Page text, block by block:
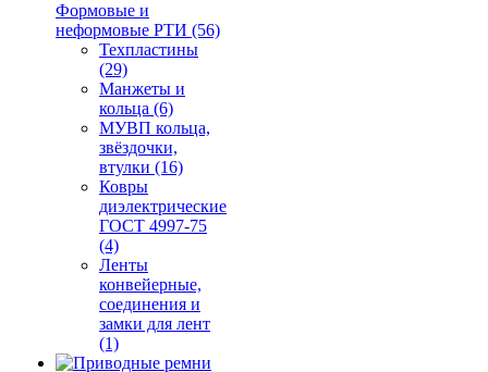
Формовые и
неформовые РТИ (56)
Техпластины
(29)
Манжеты и
кольца (6)
МУВП кольца,
звёздочки,
втулки (16)
Ковры
диэлектрические
ГОСТ 4997-75
(4)
Ленты
конвейерные,
соединения и
замки для лент
(1)